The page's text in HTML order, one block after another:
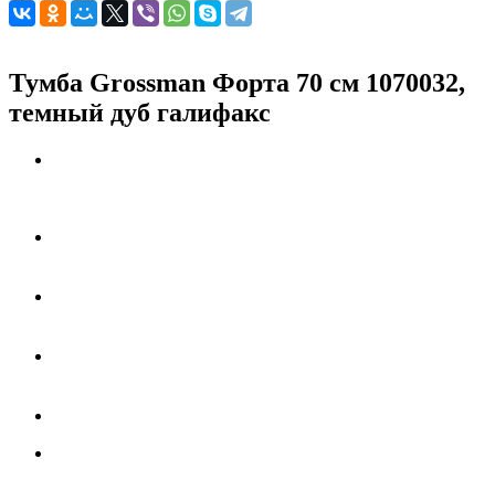
Тумба Grossman Форта 70 см 1070032,
темный дуб галифакс